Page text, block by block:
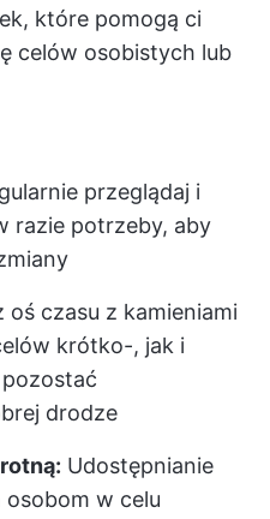
które pomogą ci
celów osobistych lub
przeglądaj i
razie potrzeby, aby
oś czasu z kamieniami
krótko-, jak i
drodze
Udostępnianie
w celu